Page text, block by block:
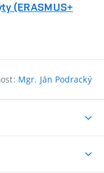
(ERASMUS+
Mgr. Ján Podracký